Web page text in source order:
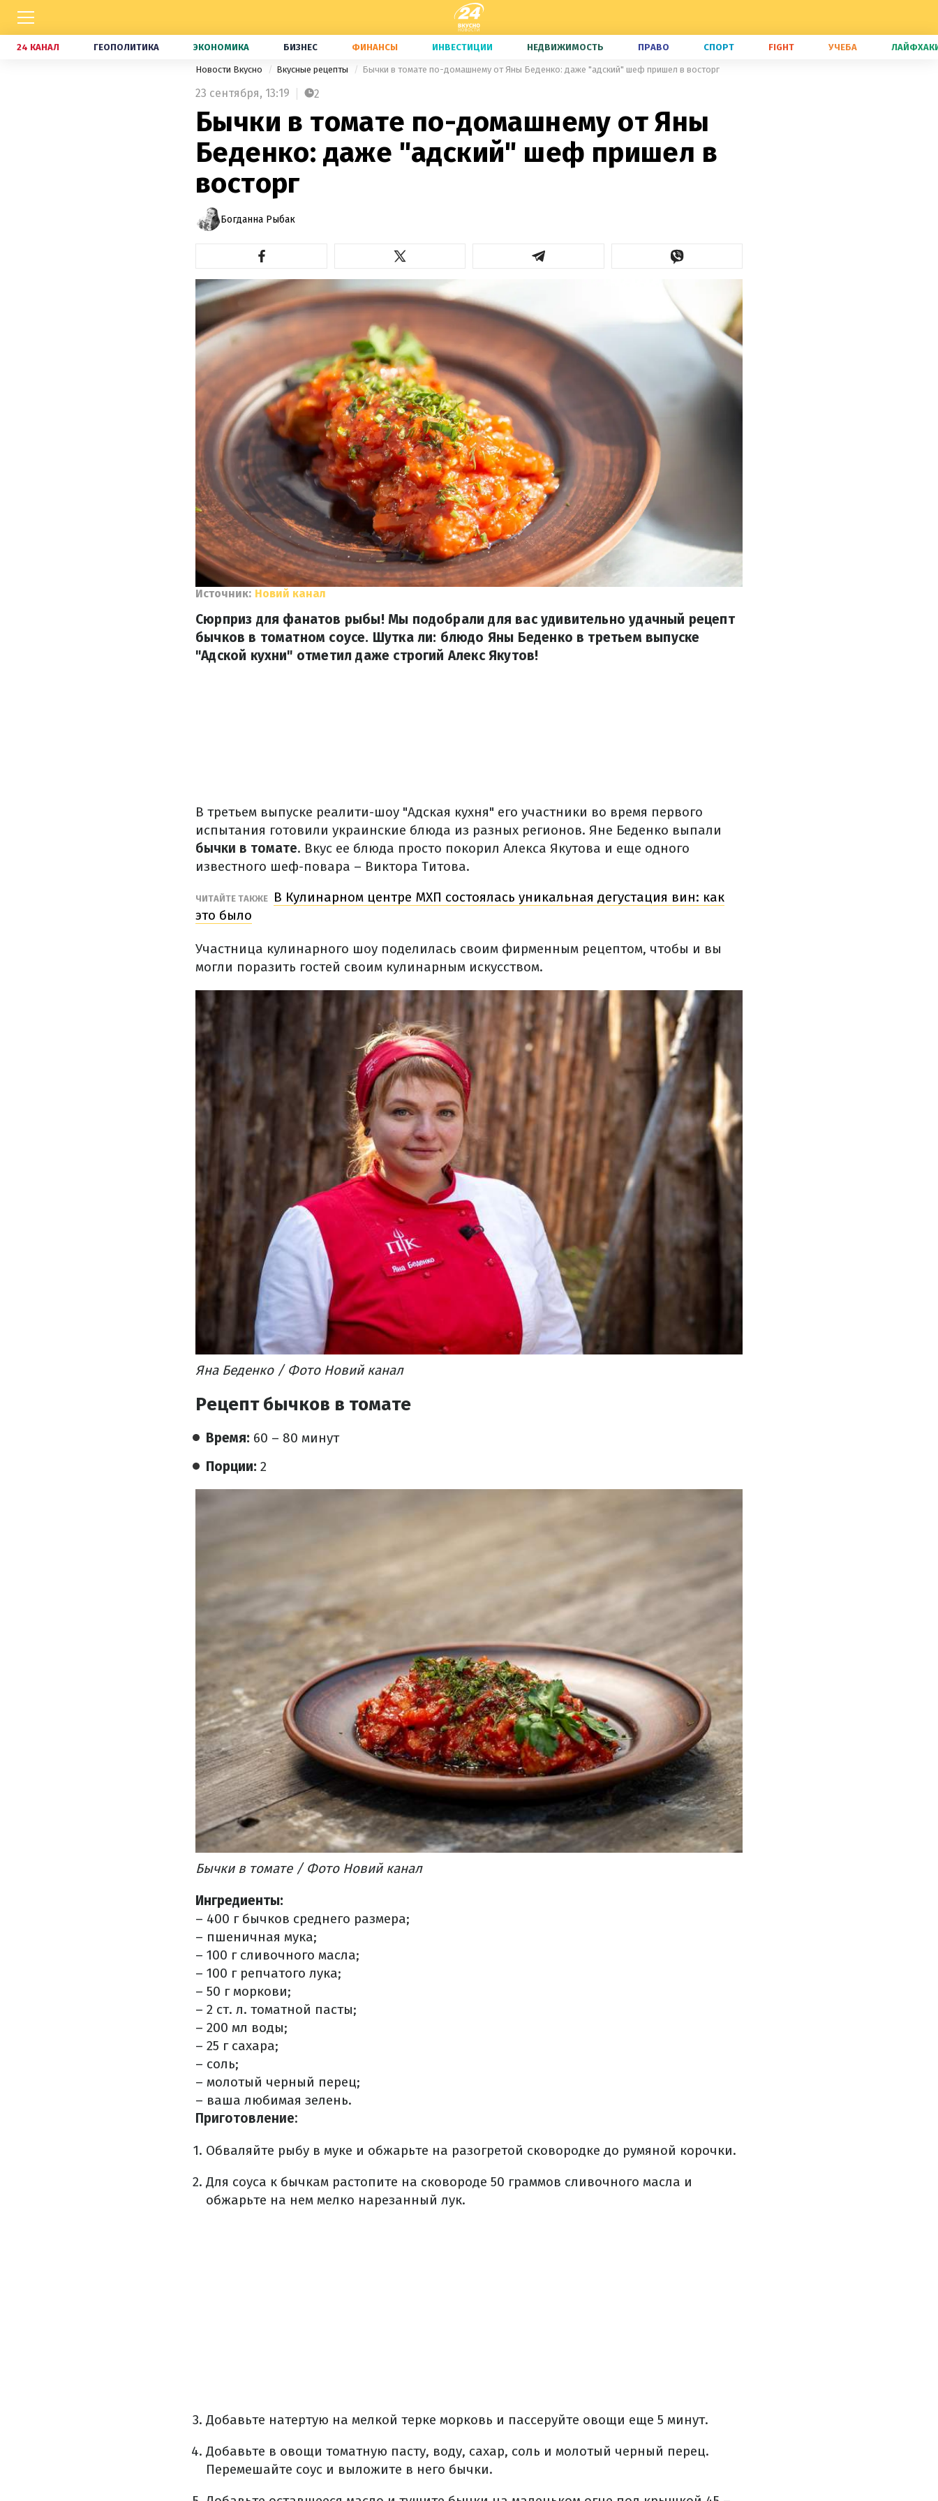
24 КАНАЛ ГЕОПОЛИТИКА ЭКОНОМИКА БИЗНЕС ФИНАНСЫ ИНВЕСТИЦИИ НЕДВИЖИМОСТЬ ПРАВО СПОРТ FIGHT УЧЕБА
Новости Вкусно Вкусные рецепты Бычки в томате по-домашнему от Яны Беденко: даже "адский" шеф пришел в восторг
23 сентября, 13:19 2
Бычки в томате по-домашнему от Яны
Беденко: даже "адский" шеф пришел в
восторг
Богданна Рыбак
Источник: Новий канал
Сюрприз для фанатов рыбы! Мы подобрали для вас удивительно удачный рецепт
бычков в томатном соусе. Шутка ли: блюдо Яны Беденко в третьем выпуске
"Адской кухни" отметил даже строгий Алекс Якутов!
В третьем выпуске реалити-шоу "Адская кухня" его участники во время первого
испытания готовили украинские блюда из разных регионов. Яне Беденко выпали
бычки в томате. Вкус ее блюда просто покорил Алекса Якутова и еще одного
известного шеф-повара – Виктора Титова.
ЧИТАЙТЕ ТАКЖЕ
В Кулинарном центре МХП состоялась уникальная дегустация вин: как
это было
Участница кулинарного шоу поделилась своим фирменным рецептом, чтобы и вы
могли поразить гостей своим кулинарным искусством.
Яна Беденко / Фото Новий канал
Рецепт бычков в томате
Время: 60 – 80 минут
Порции: 2
Бычки в томате / Фото Новий канал
Ингредиенты:
– 400 г бычков среднего размера;
– пшеничная мука;
– 100 г сливочного масла;
– 100 г репчатого лука;
– 50 г моркови;
– 2 ст. л. томатной пасты;
– 200 мл воды;
– 25 г сахара;
– соль;
– молотый черный перец;
– ваша любимая зелень.
Приготовление:
Обваляйте рыбу в муке и обжарьте на разогретой сковородке до румяной корочки.
Для соуса к бычкам растопите на сковороде 50 граммов сливочного масла и
обжарьте на нем мелко нарезанный лук.
Добавьте натертую на мелкой терке морковь и пассеруйте овощи еще 5 минут.
Добавьте в овощи томатную пасту, воду, сахар, соль и молотый черный перец.
Перемешайте соус и выложите в него бычки.